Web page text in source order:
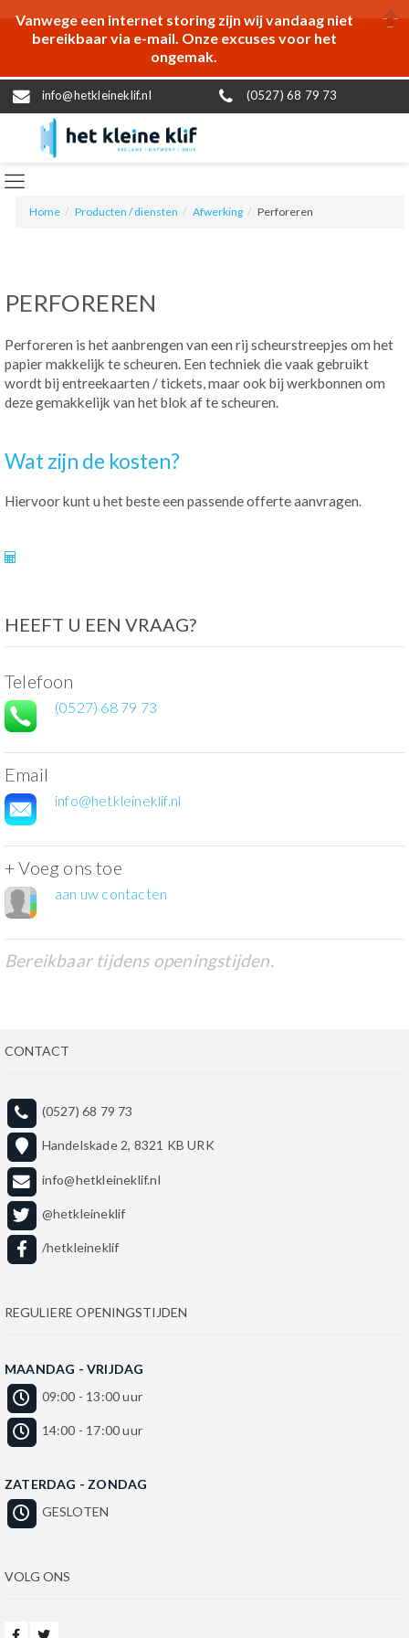
Vanwege een internet storing zijn wij vandaag niet
bereikbaar via e-mail. Onze excuses voor het
ongemak.
info@hetkleineklif.nl (0527) 68 79 73
Home Producten / diensten Afwerking Perforeren
PERFOREREN
Perforeren is het aanbrengen van een rij scheurstreepjes om het
papier makkelijk te scheuren. Een techniek die vaak gebruikt
wordt bij entreekaarten / tickets, maar ook bij werkbonnen om
deze gemakkelijk van het blok af te scheuren.
Wat zijn de kosten?
Hiervoor kunt u het beste een passende offerte aanvragen.
HEEFT U EEN VRAAG?
Telefoon
(0527) 68 79 73
Email
info@hetkleineklif.nl
+ Voeg ons toe
aan uw contacten
Bereikbaar tijdens openingstijden.
CONTACT
(0527) 68 79 73
Handelskade 2, 8321 KB URK
info@hetkleineklif.nl
@hetkleineklif
/hetkleineklif
REGULIERE OPENINGSTIJDEN
MAANDAG - VRIJDAG
09:00 - 13:00 uur
14:00 - 17:00 uur
ZATERDAG - ZONDAG
GESLOTEN
VOLG ONS